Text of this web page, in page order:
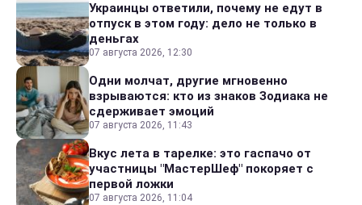
Украинцы ответили, почему не едут в
отпуск в этом году: дело не только в
деньгах
07 августа 2026, 12:30
Одни молчат, другие мгновенно
взрываются: кто из знаков Зодиака не
сдерживает эмоций
07 августа 2026, 11:43
Вкус лета в тарелке: это гаспачо от
участницы "МастерШеф" покоряет с
первой ложки
07 августа 2026, 11:04